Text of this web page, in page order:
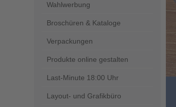
Wahlwerbung
Broschüren & Kataloge
Verpackungen
Produkte online gestalten
Last-Minute 18:00 Uhr
Layout- und Grafikbüro